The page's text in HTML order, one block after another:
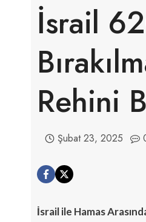
İsrail
Rehini
Şubat 23, 2025
İsrail ile Hamas